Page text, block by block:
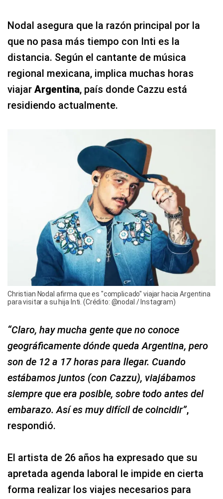
Nodal asegura que la razón principal por la
que no pasa más tiempo con Inti es la
distancia. Según el cantante de música
regional mexicana, implica muchas horas
viajar Argentina, país donde Cazzu está
residiendo actualmente.
Christian Nodal afirma que es "complicado" viajar hacia Argentina
para visitar a su hija Inti. (Crédito: @nodal / Instagram)
“Claro, hay mucha gente que no conoce
geográficamente dónde queda Argentina, pero
son de 12 a 17 horas para llegar. Cuando
estábamos juntos (con Cazzu), viajábamos
siempre que era posible, sobre todo antes del
embarazo. Así es muy difícil de coincidir”,
respondió.
El artista de 26 años ha expresado que su
apretada agenda laboral le impide en cierta
forma realizar los viajes necesarios para